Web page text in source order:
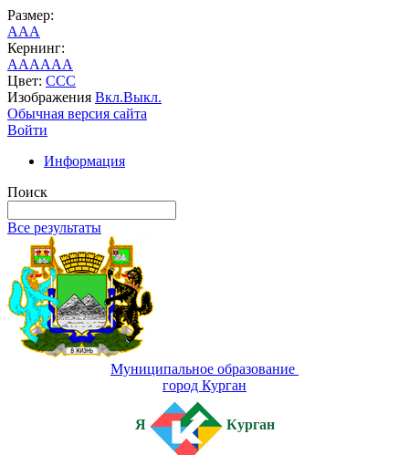
Размер:
AAA
Кернинг:
AAAAAA
Цвет: CCC
Изображения Вкл.Выкл.
Обычная версия сайта
Войти
Информация
Поиск
Все результаты
Муниципальное образование
город Курган
Я Курган